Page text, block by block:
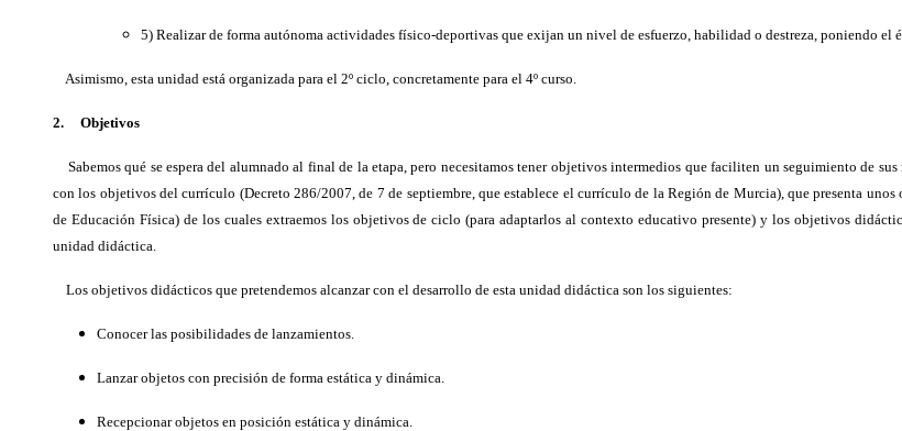
5) Realizar de forma autónoma actividades físico-deportivas que exijan un nivel de esfuerzo, habilidad o destreza, poniendo el
Asimismo, esta unidad está organizada para el 2º ciclo, concretamente para el 4º curso.
2. Objetivos
Sabemos qué se espera del alumnado al final de la etapa, pero necesitamos tener objetivos intermedios que faciliten un seguimiento de
con los objetivos del currículo (Decreto 286/2007, de 7 de septiembre, que establece el currículo de la Región de Murcia), que presenta
de Educación Física) de los cuales extraemos los objetivos de ciclo (para adaptarlos al contexto educativo presente) y los objetivos
unidad didáctica.
Los objetivos didácticos que pretendemos alcanzar con el desarrollo de esta unidad didáctica son los siguientes:
Conocer las posibilidades de lanzamientos.
Lanzar objetos con precisión de forma estática y dinámica.
Recepcionar objetos en posición estática y dinámica.